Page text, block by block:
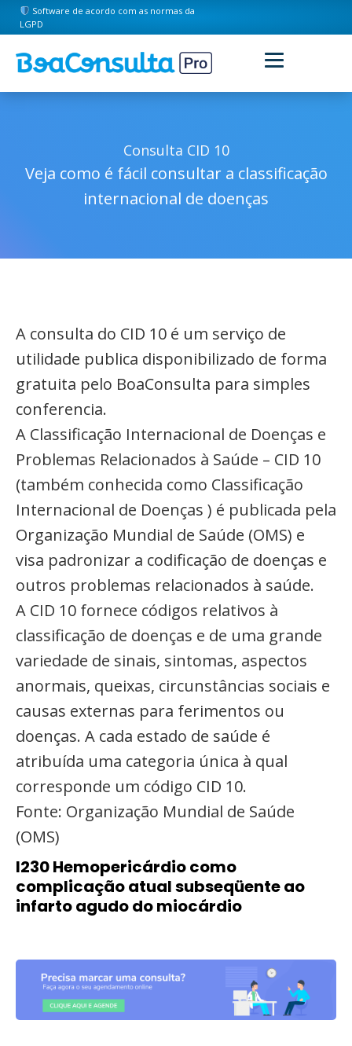
Software de acordo com as normas da
LGPD
Consulta CID 10
Veja como é fácil consultar a classificação
internacional de doenças
A consulta do CID 10 é um serviço de
utilidade publica disponibilizado de forma
gratuita pelo BoaConsulta para simples
conferencia.
A Classificação Internacional de Doenças e
Problemas Relacionados à Saúde – CID 10
(também conhecida como Classificação
Internacional de Doenças ) é publicada pela
Organização Mundial de Saúde (OMS) e
visa padronizar a codificação de doenças e
outros problemas relacionados à saúde.
A CID 10 fornece códigos relativos à
classificação de doenças e de uma grande
variedade de sinais, sintomas, aspectos
anormais, queixas, circunstâncias sociais e
causas externas para ferimentos ou
doenças. A cada estado de saúde é
atribuída uma categoria única à qual
corresponde um código CID 10.
Fonte: Organização Mundial de Saúde
(OMS)
I230 Hemopericárdio como
complicação atual subseqüente ao
infarto agudo do miocárdio